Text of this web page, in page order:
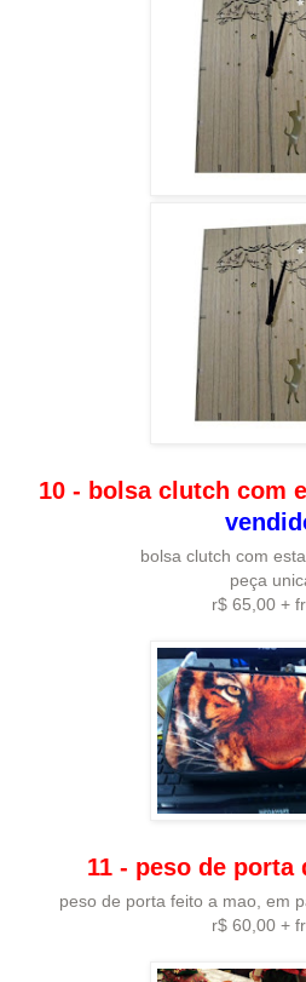
10 - bolsa clutch com
bolsa clutch com
peça
r$ 65,00 +
11 - peso de porta
peso de porta feito a mao, em
r$ 60,00 +